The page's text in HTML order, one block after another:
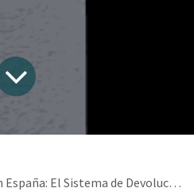
Devolución y Retorno de Envases (SDDR) a la Vista